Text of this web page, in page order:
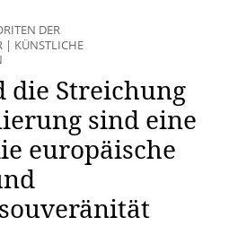
DER
| KÜNSTLICHE
die Streichung
sind eine
europäische